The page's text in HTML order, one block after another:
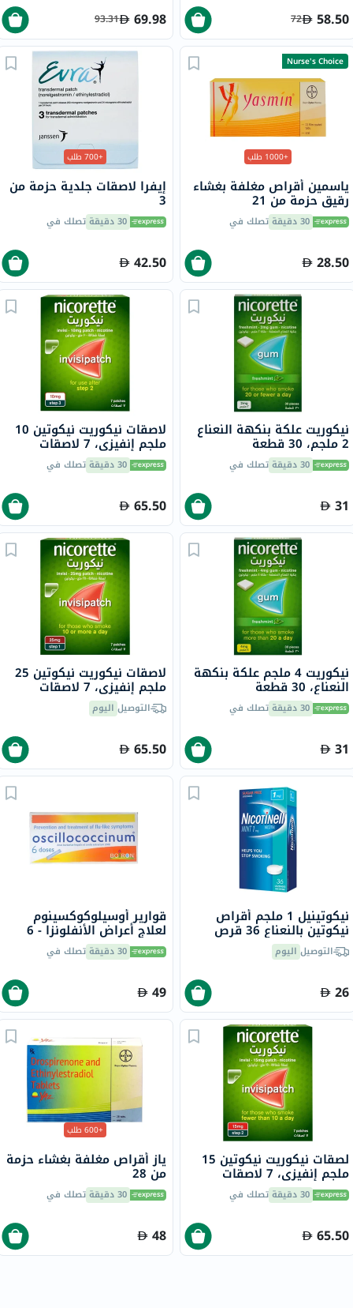
58.50
72
69.98
93.31
Nurse's Choice
+1000 طلب
ياسمين أقراص مغلفة بغشاء
رقيق حزمة من 21
30 دقيقة تصلك في
28.50
+700 طلب
إيفرا لاصقات جلدية حزمة من
3
30 دقيقة تصلك في
42.50
نيكوريت علكة بنكهة النعناع
2 ملجم، 30 قطعة
30 دقيقة تصلك في
31
لاصقات نيكوريت نيكوتين 10
ملجم إنفيزي، 7 لاصقات
30 دقيقة تصلك في
65.50
نيكوريت 4 ملجم علكة بنكهة
النعناع، ​​30 قطعة
30 دقيقة تصلك في
31
لاصقات نيكوريت نيكوتين 25
ملجم إنفيزي، 7 لاصقات
التوصيل اليوم
65.50
نيكوتينيل 1 ملجم أقراص
نيكوتين بالنعناع 36 قرص
التوصيل اليوم
26
قوارير أوسيلوكوكسينوم
لعلاج أعراض الأنفلونزا - 6
قوارير 30 دقيقة تصلك في
49
لصقات نيكوريت نيكوتين 15
ملجم إنفيزي، 7 لاصقات
30 دقيقة تصلك في
65.50
+600 طلب
ياز أقراص مغلفة بغشاء حزمة
من 28
30 دقيقة تصلك في
48